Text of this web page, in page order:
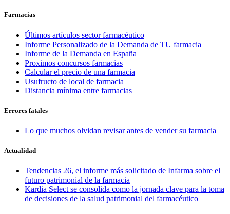
Farmacias
Últimos artículos sector farmacéutico
Informe Personalizado de la Demanda de TU farmacia
Informe de la Demanda en España
Proximos concursos farmacias
Calcular el precio de una farmacia
Usufructo de local de farmacia
Distancia mínima entre farmacias
Errores fatales
Lo que muchos olvidan revisar antes de vender su farmacia
Actualidad
Tendencias 26, el informe más solicitado de Infarma sobre el
futuro patrimonial de la farmacia
Kardia Select se consolida como la jornada clave para la toma
de decisiones de la salud patrimonial del farmacéutico